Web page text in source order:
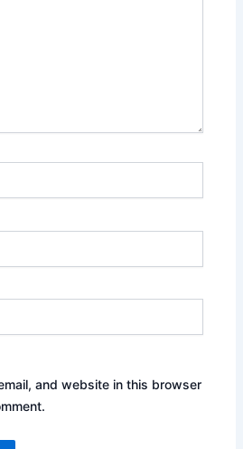
and website in this browser